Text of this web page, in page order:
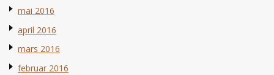
mai 2016
april 2016
mars 2016
februar 2016